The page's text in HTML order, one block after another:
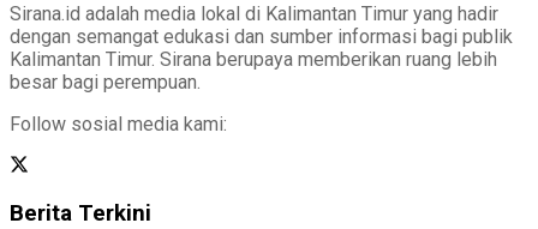
Sirana.id adalah media lokal di Kalimantan Timur yang hadir
dengan semangat edukasi dan sumber informasi bagi publik
Kalimantan Timur. Sirana berupaya memberikan ruang lebih
besar bagi perempuan.
Follow sosial media kami:
Berita Terkini